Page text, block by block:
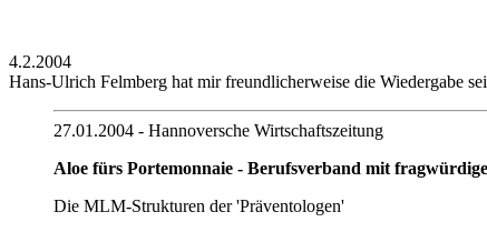
4.2.2004
Hans-Ulrich Felmberg hat mir freundlicherweise die Wiedergabe
27.01.2004 - Hannoversche Wirtschaftszeitung
Aloe fürs Portemonnaie - Berufsverband mit
Die MLM-Strukturen der 'Präventologen'